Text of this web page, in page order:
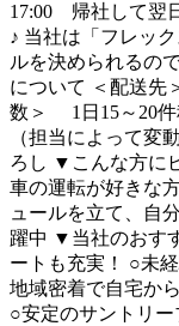
17:00 帰社して
♪ 当社は「フレッ
ルを決められるの
について ＜配送
数＞ 1日15～20
（担当によって
ろし ▼こんな方に
車の運転が好きな
ュールを立て、自
躍中 ▼当社のおす
ートも充実！ ○未
地域密着で自宅か
○安定のサントリー